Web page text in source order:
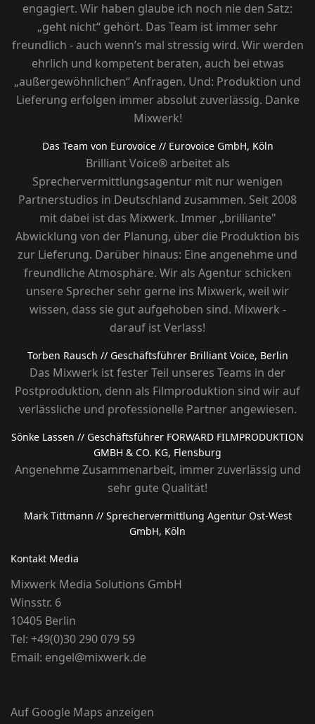
engagiert. Wir haben glaube ich noch nie den Satz:
„geht nicht“ gehört. Das Team ist immer sehr
freundlich - auch wenn’s mal stressig wird. Wir werden
ehrlich und kompetent beraten, auch bei etwas
„außergewöhnlichen“ Anfragen. Und: Produktion und
Lieferung erfolgen immer absolut zuverlässig. Danke
Mixwerk!
Das Team von Eurovoice // Eurovoice GmbH, Köln
Brilliant Voice® arbeitet als
Sprechervermittlungsagentur mit nur wenigen
Partnerstudios in Deutschland zusammen. Seit 2008
mit dabei ist das Mixwerk. Immer „brilliante"
Abwicklung von der Planung, über die Produktion bis
zur Lieferung. Darüber hinaus: Eine angenehme und
freundliche Atmosphäre. Wir als Agentur schicken
unsere Sprecher sehr gerne ins Mixwerk, weil wir
wissen, dass sie gut aufgehoben sind. Mixwerk -
darauf ist Verlass!
Torben Rausch // Geschäftsführer Brilliant Voice, Berlin
Das Mixwerk ist fester Teil unseres Teams in der
Postproduktion, denn als Filmproduktion sind wir auf
verlässliche und professionelle Partner angewiesen.
Sönke Lassen // Geschäftsführer FORWARD FILMPRODUKTION
GMBH & CO. KG, Flensburg
Angenehme Zusammenarbeit, immer zuverlässig und
sehr gute Qualität!
Mark Tittmann // Sprechervermittlung Agentur Ost-West
GmbH, Köln
Kontakt Media
Mixwerk Media Solutions GmbH
Winsstr. 6
10405 Berlin
Tel: +49(0)30 290 079 59
Email: engel@mixwerk.de
Auf Google Maps anzeigen